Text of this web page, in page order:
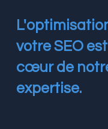
votre SEO
cœur de
expertise.